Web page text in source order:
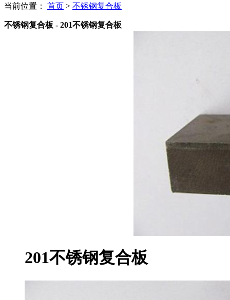
当前位置： 首页 > 不锈钢复合板
不锈钢复合板 - 201不锈钢复合板
201不锈钢复合板